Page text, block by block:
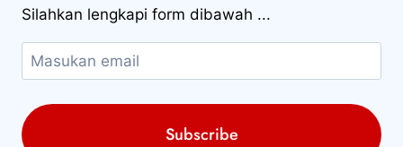
Silahkan lengkapi form dibawah ...